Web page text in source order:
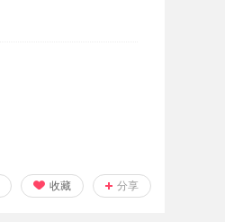
收藏 分享